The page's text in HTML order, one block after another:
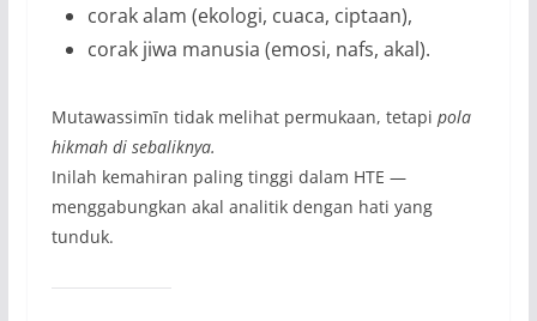
corak alam (ekologi, cuaca, ciptaan),
corak jiwa manusia (emosi, nafs, akal).
Mutawassimīn tidak melihat permukaan, tetapi pola
hikmah di sebaliknya.
Inilah kemahiran paling tinggi dalam HTE —
menggabungkan akal analitik dengan hati yang
tunduk.